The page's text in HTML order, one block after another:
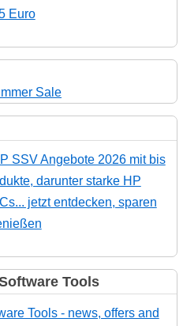
Euro
SSV Angebote 2026 mit bis
darunter starke HP
jetzt entdecken, sparen
Tools
Tools - news, offers and